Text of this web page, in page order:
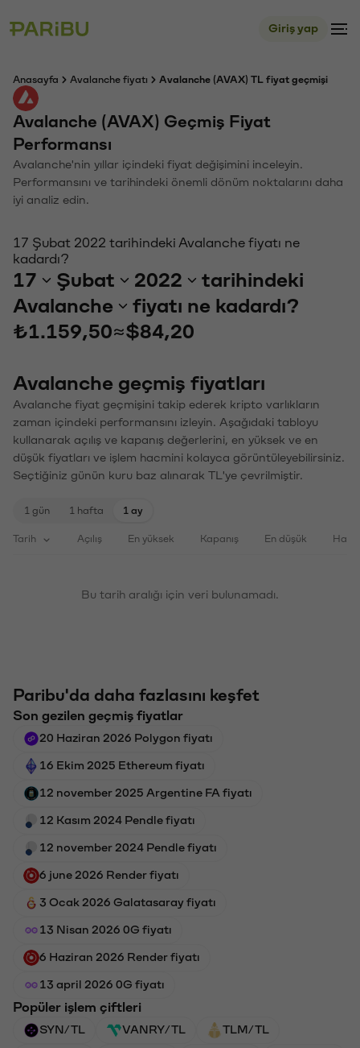
Giriş yap
Anasayfa Avalanche fiyatı Avalanche (AVAX) TL fiyat geçmişi
Avalanche (AVAX) Geçmiş Fiyat
Performansı
Avalanche'nin yıllar içindeki fiyat değişimini inceleyin.
Performansını ve tarihindeki önemli dönüm noktalarını daha
iyi analiz edin.
17 Şubat 2022 tarihindeki Avalanche fiyatı ne
kadardı?
17 Şubat 2022
tarihindeki
Avalanche
fiyatı ne kadardı?
₺1.159,50≈$84,20
Avalanche geçmiş fiyatları
Avalanche fiyat geçmişini takip ederek kripto varlıkların
zaman içindeki performansını izleyin. Aşağıdaki tabloyu
kullanarak açılış ve kapanış değerlerini, en yüksek ve en
düşük fiyatları ve işlem hacmini kolayca görüntüleyebilirsiniz.
Seçtiğiniz günün kuru baz alınarak TL'ye çevrilmiştir.
1 gün 1 hafta 1 ay
Tarih Açılış En yüksek Kapanış En düşük
Bu tarih aralığı için veri bulunamadı.
Paribu'da daha fazlasını keşfet
Son gezilen geçmiş fiyatlar
20 Haziran 2026 Polygon fiyatı
16 Ekim 2025 Ethereum fiyatı
12 november 2025 Argentine FA fiyatı
12 Kasım 2024 Pendle fiyatı
12 november 2024 Pendle fiyatı
6 june 2026 Render fiyatı
3 Ocak 2026 Galatasaray fiyatı
13 Nisan 2026 0G fiyatı
6 Haziran 2026 Render fiyatı
13 april 2026 0G fiyatı
Popüler işlem çiftleri
SYN/TL VANRY/TL TLM/TL